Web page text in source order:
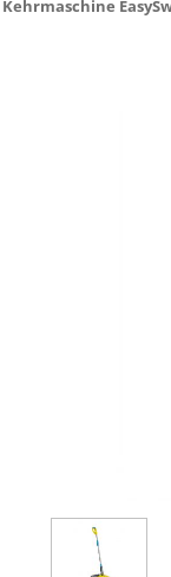
Kehrmaschine